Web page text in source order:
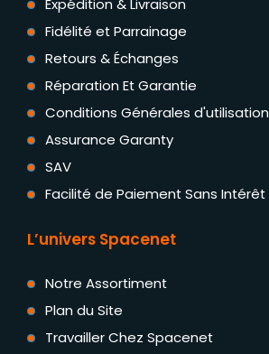
Expédition & Livraison
Fidélité et Parrainage
Retours & Échanges
Réparation Et Garantie
Conditions Générales d'utilisation
Assurance Garanty
SAV
Facilité de Paiement Sans Intérêt
L’univers Spacenet
Notre Assortiment
Plan du Site
Travailler Chez Spacenet